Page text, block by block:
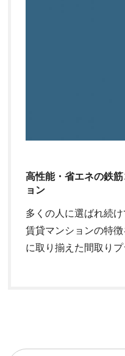
高性能・省エネの鉄
ョン
多くの人に選ばれ続
賃貸マンションの特
に取り揃えた間取りプ